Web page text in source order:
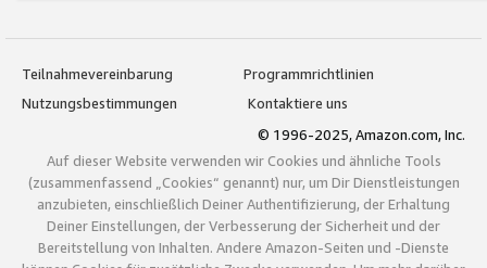
Teilnahmevereinbarung
Programmrichtlinien
Nutzungsbestimmungen
Kontaktiere uns
© 1996-2025, Amazon.com, Inc.
Auf dieser Website verwenden wir Cookies und ähnliche Tools
(zusammenfassend „Cookies“ genannt) nur, um Dir Dienstleistungen
anzubieten, einschließlich Deiner Authentifizierung, der Erhaltung
Deiner Einstellungen, der Verbesserung der Sicherheit und der
Bereitstellung von Inhalten. Andere Amazon-Seiten und -Dienste